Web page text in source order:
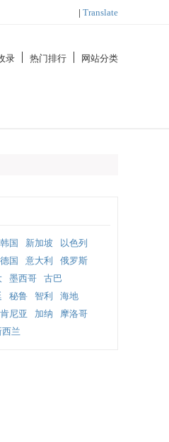
| Translate
录 热门排行 网站分类
韩国 新加坡
以色列
德国 意大利
俄罗斯
墨西哥
古巴
秘鲁 智利
海地
肯尼亚 加纳
摩洛哥
西兰